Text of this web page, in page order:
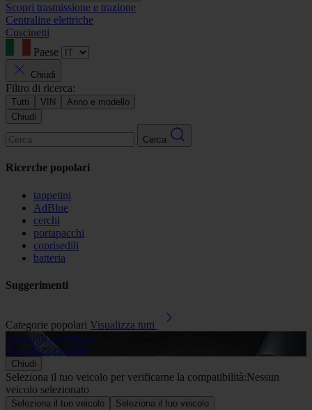
Scopri trasmissione e trazione
Centraline elettriche
Cuscinetti
Paese
Chiudi
Filtro di ricerca:
Tutti VIN
Anno e modello
Chiudi
Cerca
Ricerche popolari
tappetini
AdBlue
cerchi
portapacchi
coprisedili
batteria
Suggerimenti
Categorie popolari Visualizza tutti
Tappetini in gomma
Visualizza prodotti
Chiudi
Seleziona il tuo veicolo per verificarne la compatibilità:Nessun
veicolo selezionato
Seleziona il tuo veicolo Seleziona il tuo veicolo